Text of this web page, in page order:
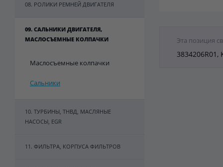
08. РОЛИКИ РЕМНЕЙ ДВИГАТЕЛЯ
09. САЛЬНИКИ ДВИГАТЕЛЯ,
МАСЛОСЪЕМНЫЕ КОЛПАЧКИ
Маслосъемные колпачки
Сальники
10. ТУРБИНЫ, ТНВД, МАСЛЯНЫЕ
НАСОСЫ, EGR
11. ФИЛЬТРА, КОРПУСА ФИЛЬТРОВ
Эта позиция
3834206R01,